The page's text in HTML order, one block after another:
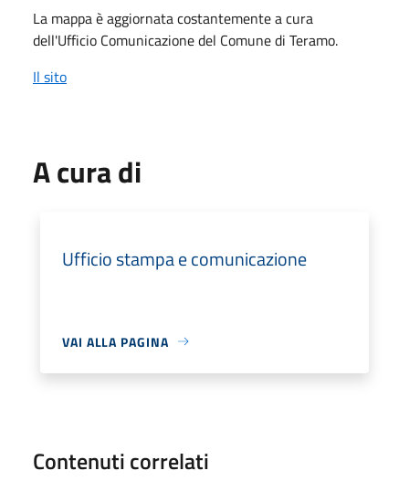
La mappa è aggiornata costantemente a cura
dell'Ufficio Comunicazione del Comune di Teramo.
Il sito
A cura di
Ufficio stampa e comunicazione
VAI ALLA PAGINA
Contenuti correlati